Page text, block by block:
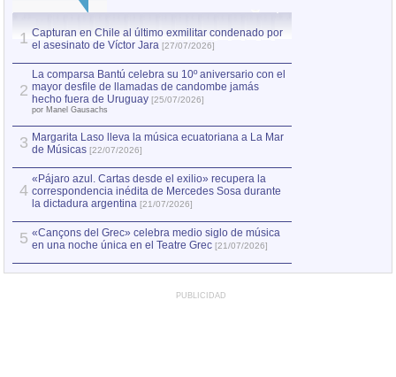
1 Capturan en Chile al último exmilitar condenado por
el asesinato de Víctor Jara [27/07/2026]
2
La comparsa Bantú celebra su 10º aniversario con el
mayor desfile de llamadas de candombe jamás
hecho fuera de Uruguay [25/07/2026]
por Manel Gausachs
3 Margarita Laso lleva la música ecuatoriana a La Mar
de Músicas [22/07/2026]
4
«Pájaro azul. Cartas desde el exilio» recupera la
correspondencia inédita de Mercedes Sosa durante
la dictadura argentina [21/07/2026]
5 «Cançons del Grec» celebra medio siglo de música
en una noche única en el Teatre Grec [21/07/2026]
PUBLICIDAD